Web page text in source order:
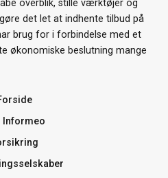
overblik, stille værktøjer og
det let at indhente tilbud på
brug for i forbindelse med et
økonomiske beslutning mange
Informeo